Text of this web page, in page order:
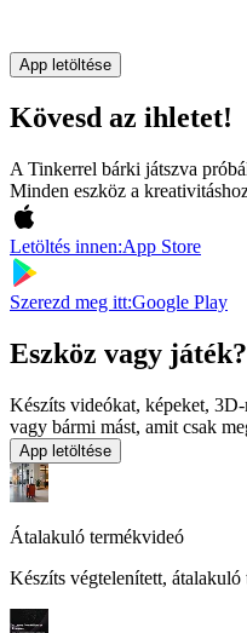
App letöltése
Kövesd az ihletet!
A Tinkerrel bárki játszva
Minden eszköz a
Letöltés innen:App Store
Szerezd meg itt:Google Play
Eszköz vagy
Készíts videókat, képeket,
vagy bármi mást, amit csak
App letöltése
Átalakuló termékvideó
Készíts végtelenített, átalakuló